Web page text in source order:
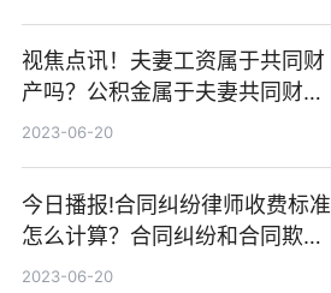
视焦点讯！夫妻工资属于共同财
产吗？公积金属于夫妻共同财产
吗？
2023-06-20
今日播报!合同纠纷律师收费标准
怎么计算？合同纠纷和合同欺诈
的区别？
2023-06-20